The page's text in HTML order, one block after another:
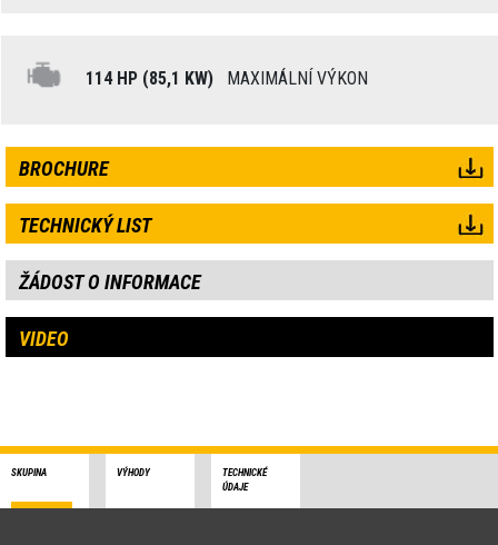
114 HP (85,1 KW) MAXIMÁLNÍ VÝKON
BROCHURE
TECHNICKÝ LIST
ŽÁDOST O INFORMACE
VIDEO
SKUPINA VÝHODY
TECHNICKÉ
ÚDAJE